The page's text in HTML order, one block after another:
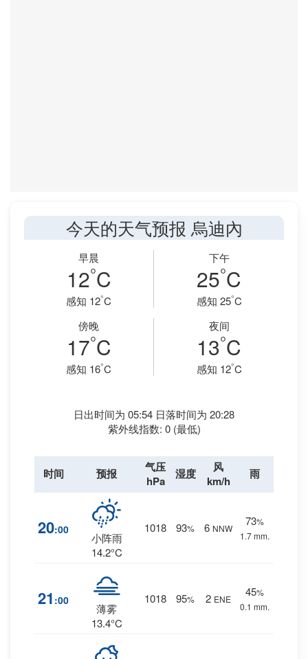
今天的天气预报 烏迪內
早晨
12°C
感知 12°C
下午
25°C
感知 25°C
傍晚
17°C
感知 16°C
夜间
13°C
感知 12°C
日出时间为 05:54 日落时间为 20:28
紫外线指数: 0 (最低)
时间 预报
气压
hPa
湿度
风
km/h
雨
20:00
小阵雨
14.2°C
1018 93% 6 NNW
73%
1.7 mm.
21 :00
薄雾
13.4°C
1018 95% 2 ENE
45%
0.1 mm.